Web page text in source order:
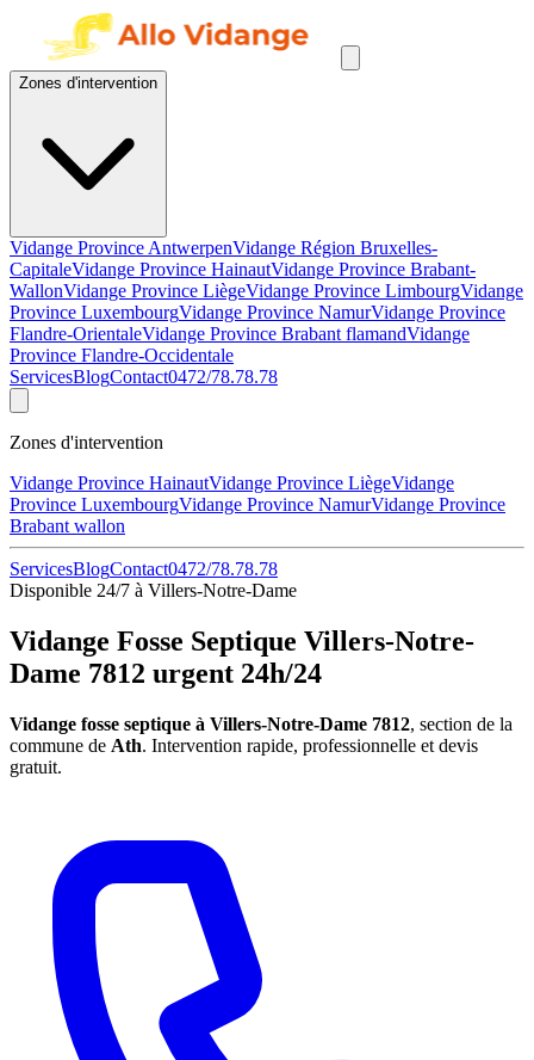
Zones d'intervention
Vidange Province AntwerpenVidange Région Bruxelles-
CapitaleVidange Province HainautVidange Province Brabant-
WallonVidange Province LiègeVidange Province LimbourgVidange
Province LuxembourgVidange Province NamurVidange Province
Flandre-OrientaleVidange Province Brabant flamandVidange
Province Flandre-Occidentale
ServicesBlogContact0472/78.78.78
Zones d'intervention
Vidange Province HainautVidange Province LiègeVidange
Province LuxembourgVidange Province NamurVidange Province
Brabant wallon
ServicesBlogContact0472/78.78.78
Disponible 24/7 à Villers-Notre-Dame
Vidange Fosse Septique Villers-Notre-
Dame 7812 urgent 24h/24
Vidange fosse septique à Villers-Notre-Dame 7812, section de la
commune de Ath. Intervention rapide, professionnelle et devis
gratuit.